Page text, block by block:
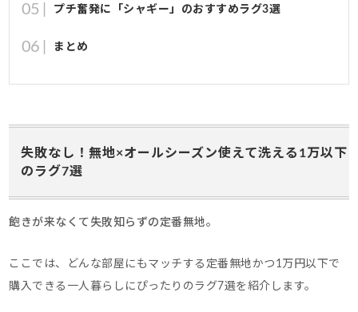
プチ奮発に「シャギー」のおすすめラグ3選
まとめ
失敗なし！無地×オールシーズン使えて洗える1万以下
のラグ7選
飽きが来なくて失敗知らずの定番無地。
ここでは、どんな部屋にもマッチする定番無地かつ1万円以下で
購入できる一人暮らしにぴったりのラグ7選を紹介します。